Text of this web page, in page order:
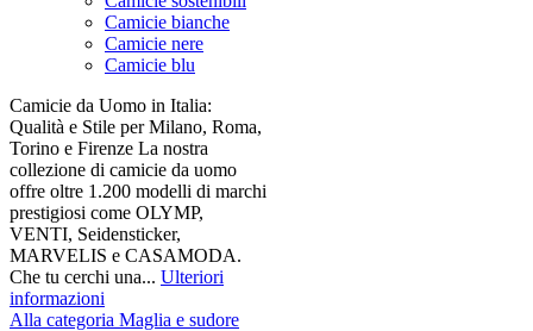
Camicie bianche
Camicie nere
Camicie blu
Camicie da Uomo in Italia:
Qualità e Stile per Milano, Roma,
Torino e Firenze La nostra
collezione di camicie da uomo
offre oltre 1.200 modelli di marchi
prestigiosi come OLYMP,
VENTI, Seidensticker,
MARVELIS e CASAMODA.
Che tu cerchi una... Ulteriori
informazioni
Alla categoria Maglia e sudore